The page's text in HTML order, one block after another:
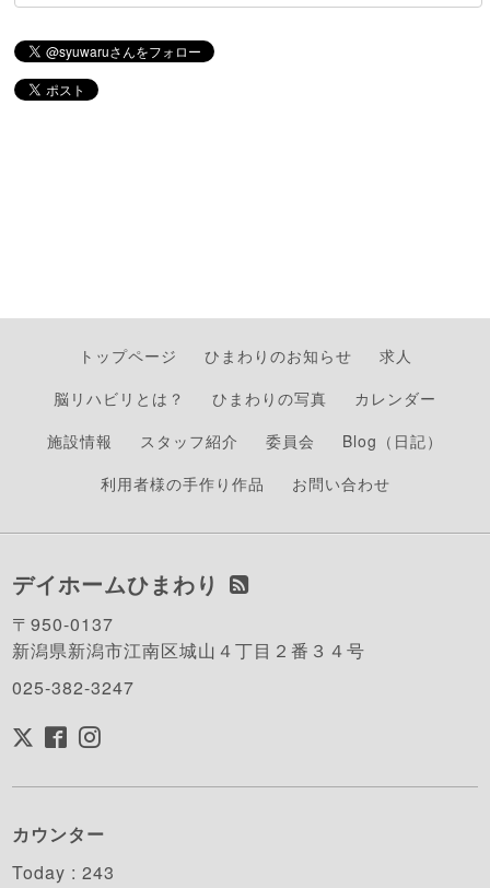
トップページ ひまわりのお知らせ
求人
脳リハビリとは？
ひまわりの写真
カレンダー
施設情報
スタッフ紹介 委員会
Blog（日記）
利用者様の手作り作品
お問い合わせ
デイホームひまわり
〒950-0137
新潟県新潟市江南区城山４丁目２番３４号
025-382-3247
カウンター
Today :243